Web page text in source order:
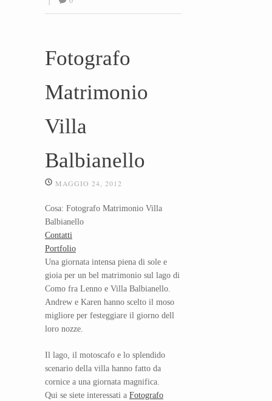
Fotografo
Matrimonio
Villa
Balbianello
MAGGIO 24, 2012
Cosa: Fotografo Matrimonio Villa
Balbianello
Contatti
Portfolio
Una giornata intensa piena di sole e
gioia per un bel matrimonio sul lago di
Como fra Lenno e Villa Balbianello.
Andrew e Karen hanno scelto il moso
migliore per festeggiare il giorno dell
loro nozze.
Il lago, il motoscafo e lo splendido
scenario della villa hanno fatto da
cornice a una giornata magnifica.
Qui se siete interessati a Fotografo